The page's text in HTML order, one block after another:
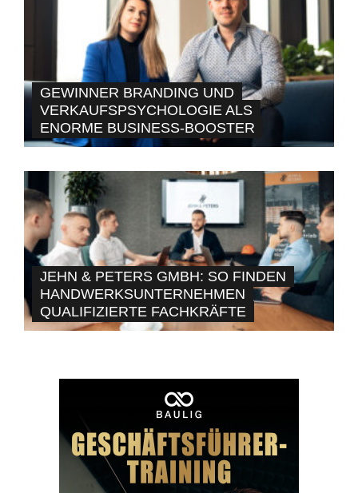
GEWINNER BRANDING UND
VERKAUFSPSYCHOLOGIE ALS
ENORME BUSINESS-BOOSTER
JEHN & PETERS GMBH: SO FINDEN
HANDWERKSUNTERNEHMEN
QUALIFIZIERTE FACHKRÄFTE